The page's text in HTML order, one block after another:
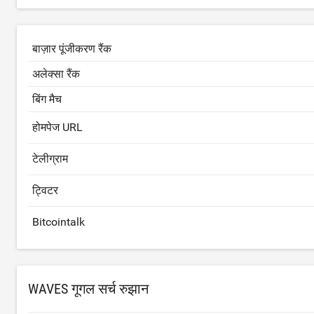
बाज़ार पूंजीकरण रैंक
अलेक्सा रैंक
बिंग मैच
होमपेज URL
टेलीग्राम
ट्विटर
Bitcointalk
WAVES गूगल सर्च रुझान